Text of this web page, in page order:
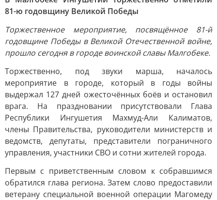
81-ю годовщину Великой Победы
Торжественное мероприятие, посвящённое 81-й
годовщине Победы в Великой Отечественной войне,
прошло сегодня в городе воинской славы Малгобеке.
Торжественно, под звуки марша, началось
мероприятие в городе, который в годы войны
выдержал 127 дней ожесточённых боёв и остановил
врага. На праздновании присутствовали Глава
Республики Ингушетия Махмуд-Али Калиматов,
члены Правительства, руководители министерств и
ведомств, депутаты, представители пограничного
управления, участники СВО и сотни жителей города.
Первым с приветственным словом к собравшимся
обратился глава региона. Затем слово предоставили
ветерану специальной военной операции Магомеду